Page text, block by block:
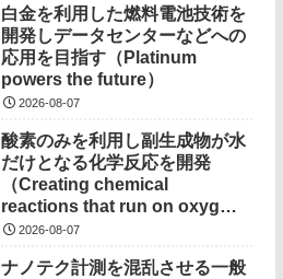
白金を利用した燃料電池技術を
開発しデータセンターなどへの
応用を目指す（Platinum
powers the future）
2026-08-07
酸素のみを利用し副生成物が水
だけとなる化学反応を開発
（Creating chemical
reactions that run on oxygen,
produce only water as
2026-08-07
ナノテク計測を混乱させる一般